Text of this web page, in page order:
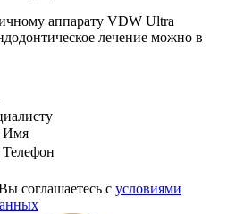
аппарату VDW Ultra
лечение можно в
Имя
Телефон
соглашаетесь с условиями